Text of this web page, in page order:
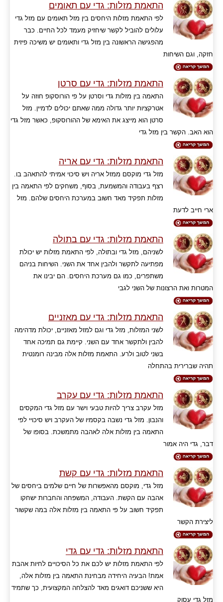
התאמת מזלות: גדי עם תאומים
לפי התאמת מזלות היחסים בין מזל תאומים עם מזל גדי
עלולים להוביל לקשר שיחזיק מעמד לכל החיים. כבר
מהפגישה הראשונה בין מזל גדי ותאומים יש משיכה פיזית
חזקה, וגם השיחות
התאמת מזלות: גדי עם סרטן
התאמה בין מזלות גדי וסרטן על פי הורוסקופ חוזה על
אטרקציות יותר גדולה ממה שאתם יכולים לדמיין. מזל
סרטן הוא מייצג את האימא של ההורוסקופ, כאשר מזל גדי
הוא האב. הקשר בין מזל גדי
התאמת מזלות: גדי עם אריה
מזל גדי מוקסם ממזל אריה ויש סיכוי אמיתי להתאהב בו.
רצף בעבודה והמשמעת, בסוף, משחקים לפי התאמה בין
מזלות תפקיד מאד חשוב במערכת היחסים שלהם. מזל
ארי חייב לדעת
התאמת מזלות: גדי עם בתולה
לשניהם, מזל גדי ובתולה, לפי התאמת מזלות יש יכולת
מפתיעה לתקשר ולהבין אחד את השני. השיחות בניהם
משתפרים, כמו גם מערכת היחסים. הם יבינו את
המטרות ואת הרצונות של השני לגבי
התאמת מזלות: גדי עם מאזניים
לשני המזלות, מזל גדי וגם למזל מאזניים, יכולת מדהימה
להבין ולתקשר אחד עם השני. קיימת גם תמיכה אחד
בשני לטוב ולרע. התאמת מזלות אלה מבינה רומנטית
תהיה שברירית בהתחלה
התאמת מזלות: גדי עם עקרב
מזל עקרב צריך להיות טבעי וישר עם מזל גדי המקסים
והנבון. מזל גדי נשבה בקסמיו של העקרב ויש סיכויי לפי
התאמה בין מזלות אלה לאהבה מתמשכת. בסופו של
דבר, גדי היה אמור
התאמת מזלות: גדי עם קשת
מזל גדי, מוקסם מהאפשרות של חיים שלמים ביחסים של
אהבה עם הקשת. העבודה, המשפחה והחברות ישחקו
תפקיד חשוב על פי התאמה בין מזלות אלה במה שקשור
ליצירת הקשר
התאמת מזלות: גדי עם גדי
לפי התאמת מזלות יש לכם את כל הסיכויים לחיות אהבת
אמת! הבעיה היחידה מבחינת התאמה בין מזלות אלה,
היא ששניכם דואגים מאד להצלחה המקצועית, כך שתמיד
מזל גדי עסוק